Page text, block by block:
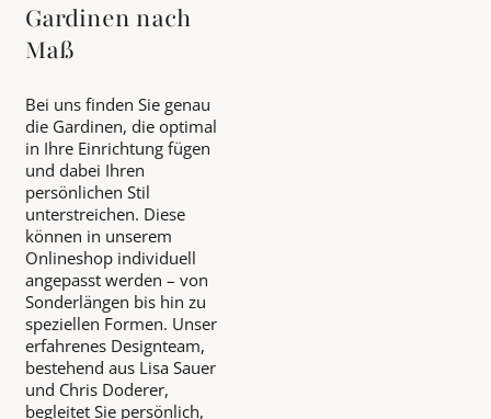
Gardinen nach
Maß
Bei uns finden Sie genau
die Gardinen, die optimal
in Ihre Einrichtung fügen
und dabei Ihren
persönlichen Stil
unterstreichen. Diese
können in unserem
Onlineshop individuell
angepasst werden – von
Sonderlängen bis hin zu
speziellen Formen. Unser
erfahrenes Designteam,
bestehend aus Lisa Sauer
und Chris Doderer,
begleitet Sie persönlich,